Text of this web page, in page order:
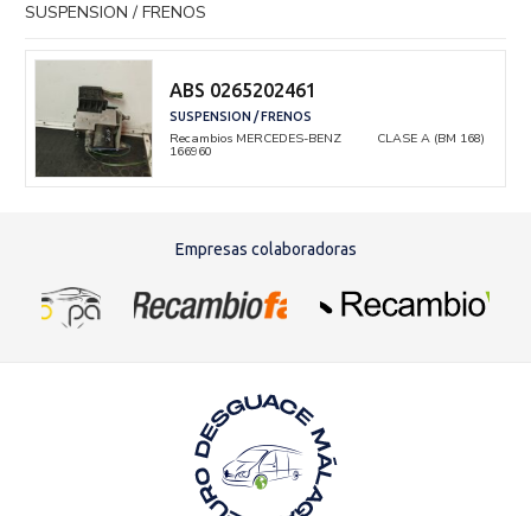
SUSPENSION / FRENOS
ABS 0265202461
SUSPENSION / FRENOS
Recambios MERCEDES-BENZ CLASE A (BM 168)
166960
Empresas colaboradoras